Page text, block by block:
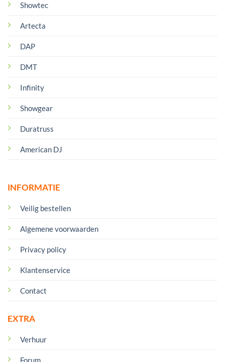
Showtec
Artecta
DAP
DMT
Infinity
Showgear
Duratruss
American DJ
INFORMATIE
Veilig bestellen
Algemene voorwaarden
Privacy policy
Klantenservice
Contact
EXTRA
Verhuur
Forum